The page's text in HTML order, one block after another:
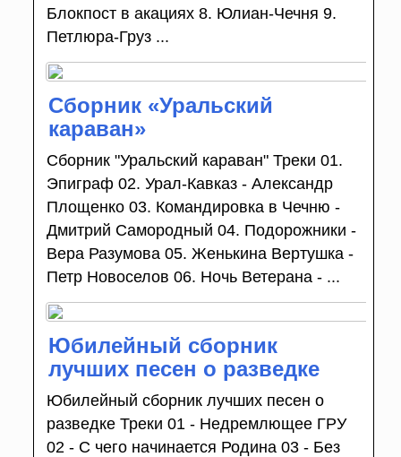
Блокпост в акациях 8. Юлиан-Чечня 9.
Петлюра-Груз ...
Сборник «Уральский
караван»
Сборник "Уральский караван" Треки 01.
Эпиграф 02. Урал-Кавказ - Александр
Площенко 03. Командировка в Чечню -
Дмитрий Самородный 04. Подорожники -
Вера Разумова 05. Женькина Вертушка -
Петр Новоселов 06. Ночь Ветерана - ...
Юбилейный сборник
лучших песен о разведке
Юбилейный сборник лучших песен о
разведке Треки 01 - Недремлющее ГРУ
02 - С чего начинается Родина 03 - Без